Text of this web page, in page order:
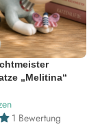
„Melitina“
1 Bewertung